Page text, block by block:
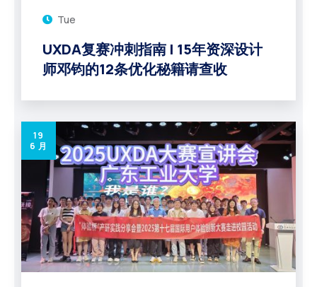
Tue
UXDA复赛冲刺指南 | 15年资深设计
师邓钧的12条优化秘籍请查收
19
6 月